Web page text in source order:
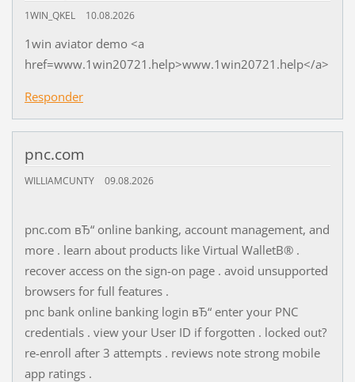
1WIN_QKEL 10.08.2026
1win aviator demo <a
href=www.1win20721.help>www.1win20721.help</a>
Responder
pnc.com
WILLIAMCUNTY 09.08.2026
pnc.com вЂ“ online banking, account management, and
more . learn about products like Virtual WalletВ® .
recover access on the sign-on page . avoid unsupported
browsers for full features .
pnc bank online banking login вЂ“ enter your PNC
credentials . view your User ID if forgotten . locked out?
re-enroll after 3 attempts . reviews note strong mobile
app ratings .